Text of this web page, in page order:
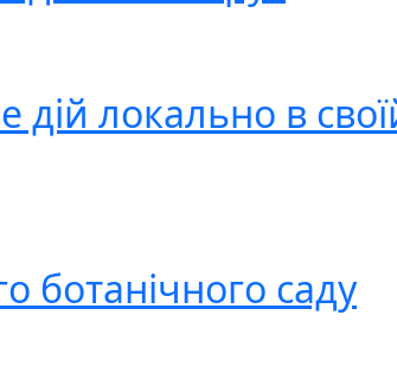
локально в
ботанічного саду